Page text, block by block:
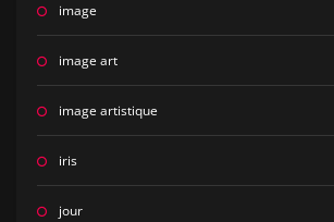
image
image art
image artistique
iris
jour